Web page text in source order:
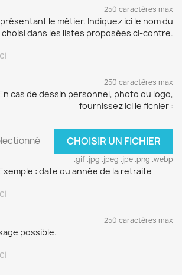
250 caractères max
le métier. Indiquez ici le nom du
dans les listes proposées ci-contre.
250 caractères max
cas de dessin personnel, photo ou logo,
fournissez ici le fichier :
CHOISIR UN FICHIER
.gif .jpg .jpeg .jpe .png .webp
: date ou année de la retraite
250 caractères max
possible.